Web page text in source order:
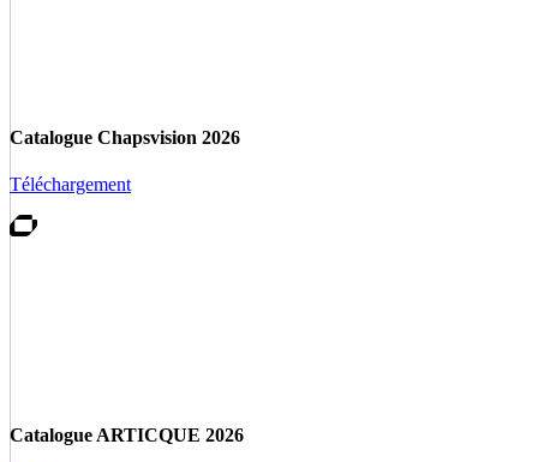
Catalogue Chapsvision 2026
Téléchargement
Catalogue ARTICQUE 2026